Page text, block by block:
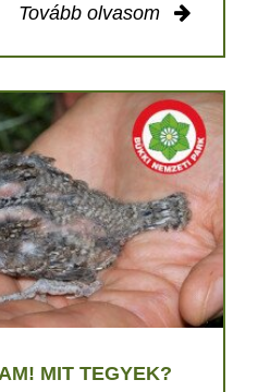
Tovább olvasom
MIT TEGYEK?